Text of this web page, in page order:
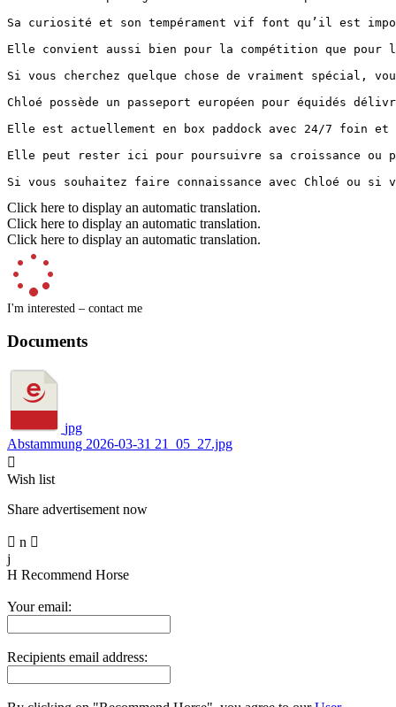
Sa curiosité et son tempérament vif font qu’il est
Elle convient aussi bien pour la compétition que
Si vous cherchez quelque chose de vraiment spécial,
Chloé possède un passeport européen pour équidés
Elle est actuellement en box paddock avec 24/7 foin
Elle peut rester ici pour poursuivre sa croissance ou
Si vous souhaitez faire connaissance avec Chloé ou si
Click here to display an automatic translation.
Click here to display an automatic translation.
Click here to display an automatic translation.
I'm interested – contact me
Documents
jpg
Abstammung 2026-03-31 21_05_27.jpg

Wish list
Share advertisement now
 n 
j
H Recommend Horse
Your email:
Recipients email address: